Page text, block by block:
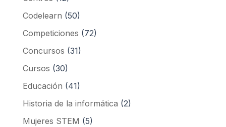
Codelearn (50)
Competiciones (72)
Concursos (31)
Cursos (30)
Educación (41)
Historia de la informática (2)
Mujeres STEM (5)